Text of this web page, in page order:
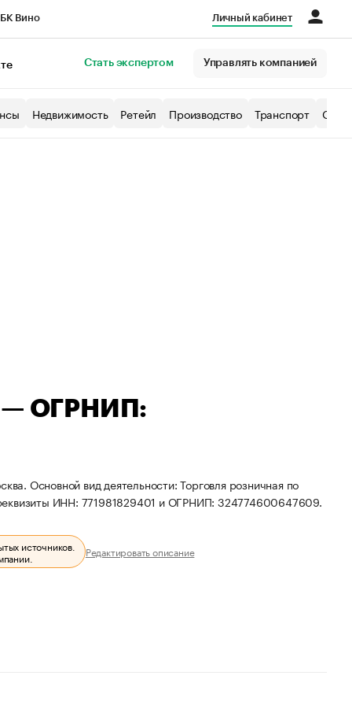
Вино Личный кабинет
Стать экспертом Управлять компанией
Недвижимость Ретейл Производство Транспорт
— ОГРНИП:
Основной вид деятельности: Торговля розничная по
ИНН: 771981829401 и ОГРНИП: 324774600647609.
источников.
Редактировать описание